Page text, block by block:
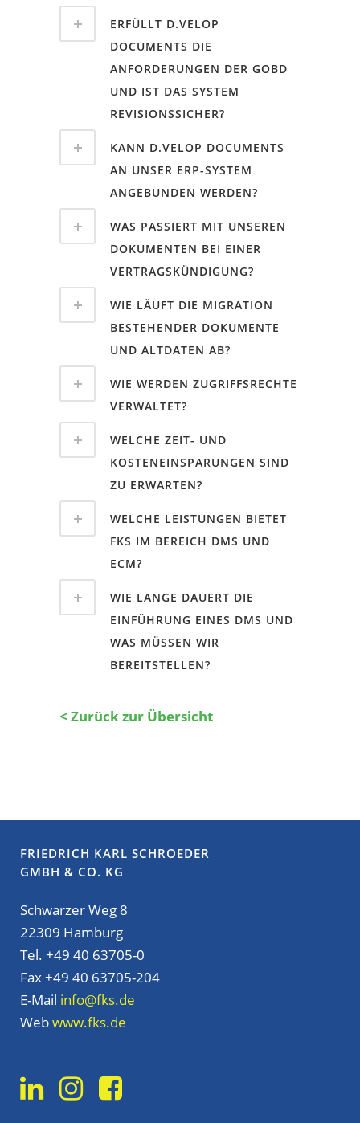
ERFÜLLT D.VELOP
DOCUMENTS DIE
ANFORDERUNGEN DER GOBD
UND IST DAS SYSTEM
REVISIONSSICHER?
KANN D.VELOP DOCUMENTS
AN UNSER ERP-SYSTEM
ANGEBUNDEN WERDEN?
WAS PASSIERT MIT UNSEREN
DOKUMENTEN BEI EINER
VERTRAGSKÜNDIGUNG?
WIE LÄUFT DIE MIGRATION
BESTEHENDER DOKUMENTE
UND ALTDATEN AB?
WIE WERDEN ZUGRIFFSRECHTE
VERWALTET?
WELCHE ZEIT- UND
KOSTENEINSPARUNGEN SIND
ZU ERWARTEN?
WELCHE LEISTUNGEN BIETET
FKS IM BEREICH DMS UND
ECM?
WIE LANGE DAUERT DIE
EINFÜHRUNG EINES DMS UND
WAS MÜSSEN WIR
BEREITSTELLEN?
< Zurück zur Übersicht
FRIEDRICH KARL SCHROEDER
GMBH & CO. KG
Schwarzer Weg 8
22309 Hamburg
Tel. +49 40 63705-0
Fax +49 40 63705-204
E-Mail info@fks.de
Webwww.fks.de